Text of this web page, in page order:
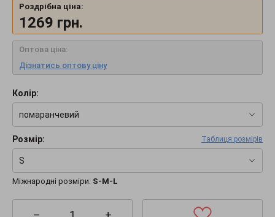
Роздрібна ціна:
1269 грн.
Оптова ціна:
Дізнатись оптову ціну
Колір:
помаранчевий
Розмір: Таблиця розмірів
S
Міжнародні розміри: S-M-L